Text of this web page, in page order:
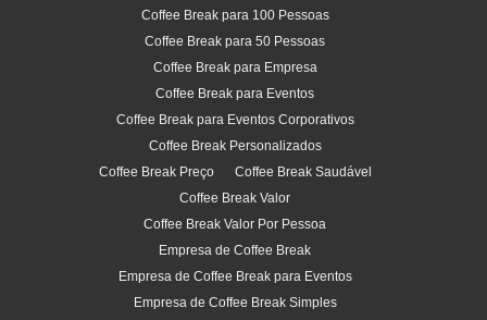
Coffee Break para 100 Pessoas
Coffee Break para 50 Pessoas
Coffee Break para Empresa
Coffee Break para Eventos
Coffee Break para Eventos Corporativos
Coffee Break Personalizados
Coffee Break Preço
Coffee Break Saudável
Coffee Break Valor
Coffee Break Valor Por Pessoa
Empresa de Coffee Break
Empresa de Coffee Break para Eventos
Empresa de Coffee Break Simples